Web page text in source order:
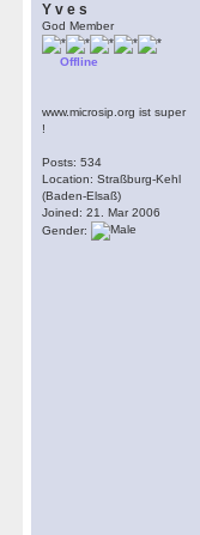
Y v e s
God Member
Offline
www.microsip.org ist super
!
Posts: 534
Location: Straßburg-Kehl
(Baden-Elsaß)
Joined: 21. Mar 2006
Gender: